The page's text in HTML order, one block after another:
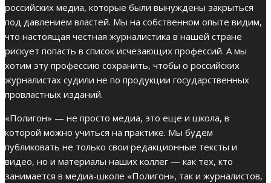
российских медиа, которые были вынуждены закрыться
под давлением властей. Мы на собственном опыте видим,
что настоящая честная журналистика в нашей стране
рискует попасть в список исчезающих профессий. А мы
хотим эту профессию сохранить, чтобы о российских
журналистах судили не по продукции государственных
провластных изданий.
«Полигон» — не просто медиа, это еще и школа, в
которой можно учиться на практике. Мы будем
публиковать не только свои редакционные тексты и
видео, но и материалы наших коллег — как тех, кто
занимается в медиа-школе «Полигон», так и журналистов,